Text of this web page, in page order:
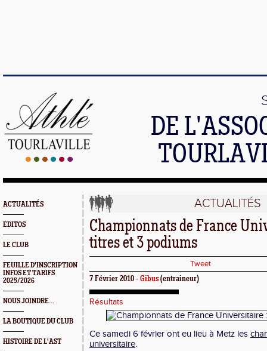
DE
ACTUALITÉS
EDITOS
LE CLUB
FEUILLE D'INSCRIPTION
INFOS ET TARIFS
2025/2026
NOUS JOINDRE...
LA BOUTIQUE DU CLUB
HISTOIRE DE L'AST
ACTUALITÉS
Championnats de France
titres et 3 podiums
Tweet
7 Février 2010 - Gibus(entraineur)
Résultats
Ce samedi 6 février ont eu lieu à Metz les
universitaire.